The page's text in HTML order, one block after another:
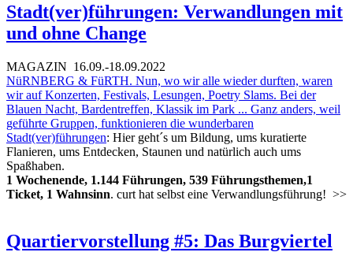
Stadt(ver)führungen: Verwandlungen mit
und ohne Change
MAGAZIN 16.09.-18.09.2022
NüRNBERG & FüRTH. Nun, wo wir alle wieder durften, waren
wir auf Konzerten, Festivals, Lesungen, Poetry Slams. Bei der
Blauen Nacht, Bardentreffen, Klassik im Park ... Ganz anders, weil
geführte Gruppen, funktionieren die wunderbaren
Stadt(ver)führungen: Hier geht´s um Bildung, ums kuratierte
Flanieren, ums Entdecken, Staunen und natürlich auch ums
Spaßhaben.
1 Wochenende, 1.144 Führungen, 539 Führungsthemen,1
Ticket, 1 Wahnsinn. curt hat selbst eine Verwandlungsführung! >>
Quartiervorstellung #5: Das Burgviertel